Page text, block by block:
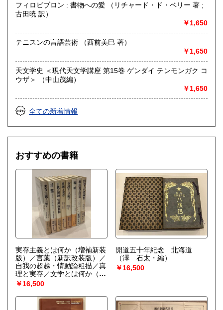
フィロビブロン : 書物への愛 （リチャード・ド・ベリー 著 ;
古田暁 訳）
￥1,650
テニスンの言語芸術 （西前美巳 著）
￥1,650
天文学史 ＜現代天文学講座 第15巻 ゲンダイ テンモンガク コ
ウザ＞ （中山茂編）
￥1,650
全ての新着情報
おすすめの書籍
実存主義とは何か（増補新装
版）／言葉（新訳改装版）／
自我の超越・情動論粗描／真
理と実存／文学とは何か（改
訂新装版）／嘔吐（改訳新装
版）／植民地の問題（改訳新
編集）／哲学・言語論集（改
訳新装版） 8冊一括
￥16,500
開道五十年紀念 北海道
（澤 石太・編）
￥16,500